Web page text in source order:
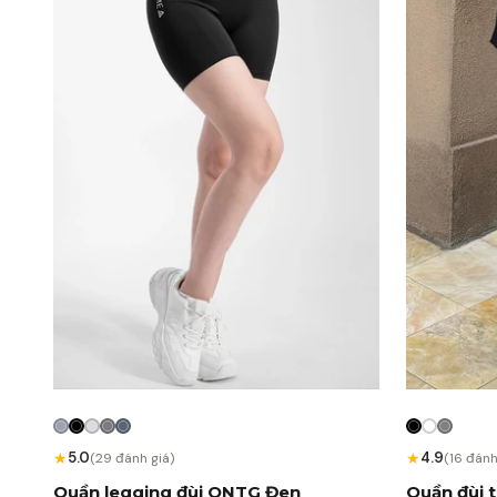
★5.0(29 đánh giá)
Quần legging đùi QNTG Đen
★4.9(16
Quần đùi